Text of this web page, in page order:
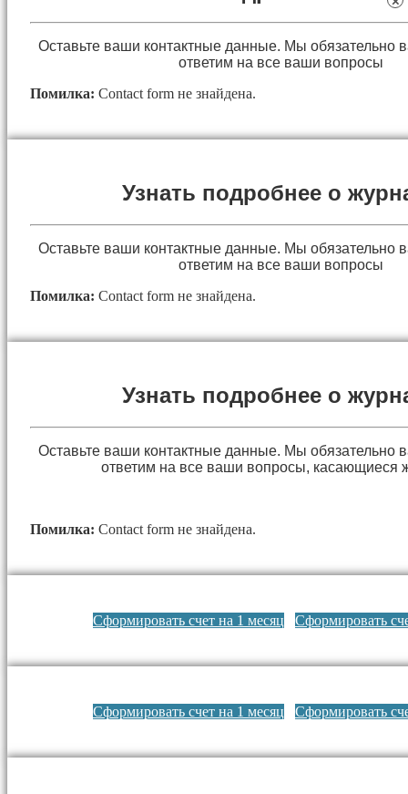
Оставьте ваши контактные данные. Мы обязательно
ответим на все ваши вопросы
Помилка: Contact form не знайдена.
Узнать подробнее о
Оставьте ваши контактные данные. Мы обязательно
ответим на все ваши вопросы
Помилка: Contact form не знайдена.
Узнать подробнее о
Оставьте ваши контактные данные. Мы обязательно
ответим на все ваши вопросы, касающиеся
Помилка: Contact form не знайдена.
Сформировать счет на 1 месяц Сформировать
Сформировать счет на 1 месяц Сформировать